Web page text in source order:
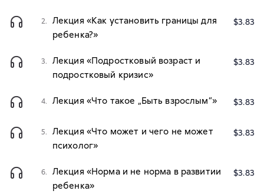
2.
Лекция «Как установить границы для
ребенка?»
$3.83
3.
Лекция «Подростковый возраст и
подростковый кризис»
$3.83
4. Лекция «Что такое „Быть взрослым“» $3.83
5.
Лекция «Что может и чего не может
психолог»
$3.83
6.
Лекция «Норма и не норма в развитии
ребенка»
$3.83